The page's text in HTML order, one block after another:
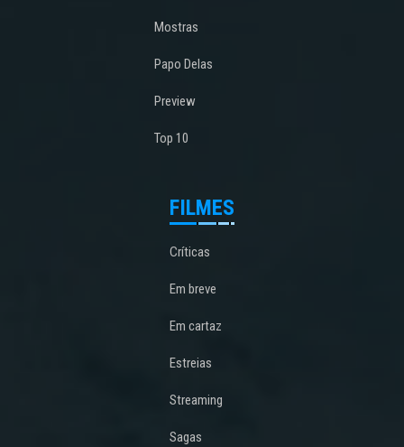
Mostras
Papo Delas
Preview
Top 10
FILMES
Críticas
Em breve
Em cartaz
Estreias
Streaming
Sagas